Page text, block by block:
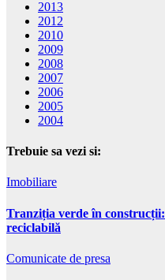
2013
2012
2010
2009
2008
2007
2006
2005
2004
Trebuie sa vezi si:
Imobiliare
Tranziția verde în
reciclabilă
Comunicate de presa